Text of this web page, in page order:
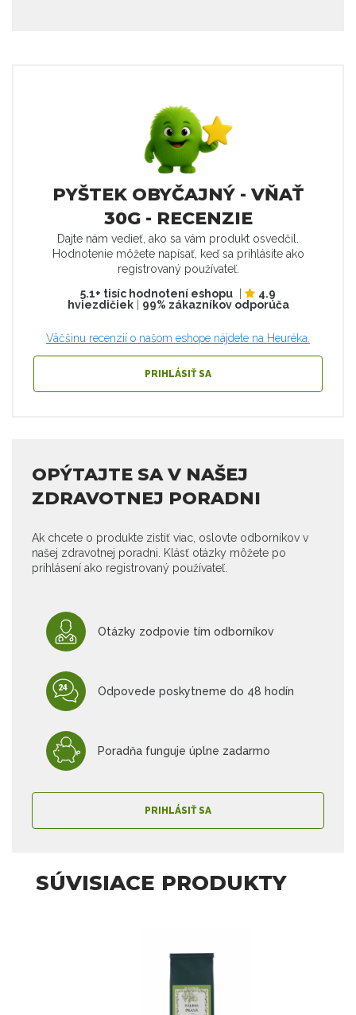
PYŠTEK OBYČAJNÝ - VŇAŤ
30G - RECENZIE
Dajte nám vedieť, ako sa vám produkt osvedčil.
Hodnotenie môžete napísať, keď sa prihlásite ako
registrovaný používateľ.
5.1+ tisíc hodnotení eshopu
4.9
hviezdičiek| 99% zákazníkov odporúča
Väčšinu recenzií o našom eshope nájdete na Heuréka.
PRIHLÁSIŤ SA
OPÝTAJTE SA V NAŠEJ
ZDRAVOTNEJ PORADNI
Ak chcete o produkte zistiť viac, oslovte odborníkov v
našej zdravotnej poradni. Klásť otázky môžete po
prihlásení ako registrovaný používateľ.
Otázky zodpovie tím odborníkov
Odpovede poskytneme do 48 hodín
Poradňa funguje úplne zadarmo
PRIHLÁSIŤ SA
SÚVISIACE PRODUKTY